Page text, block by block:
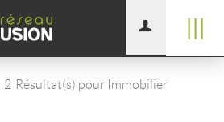
2 Résultat(s) pour Immobilier